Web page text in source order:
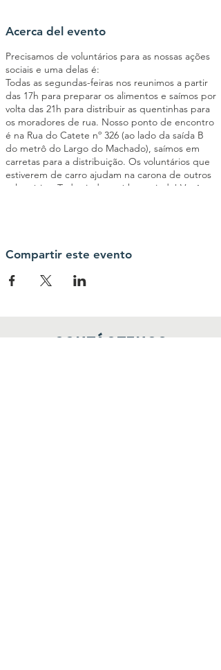
Acerca del evento
Precisamos de voluntários para as nossas ações
sociais e uma delas é:
Todas as segundas-feiras nos reunimos a partir
das 17h para preparar os alimentos e saímos por
volta das 21h para distribuir as quentinhas para
os moradores de rua. Nosso ponto de encontro
é na Rua do Catete nº 326 (ao lado da saída B
do metrô do Largo do Machado), saímos em
carretas para a distribuição. Os voluntários que
estiverem de carro ajudam na carona de outros
voluntários. Toda ajuda será bem-vinda! Você
elo da nossa Corrente pelo Bem!
Compartir este evento
Contáctenos